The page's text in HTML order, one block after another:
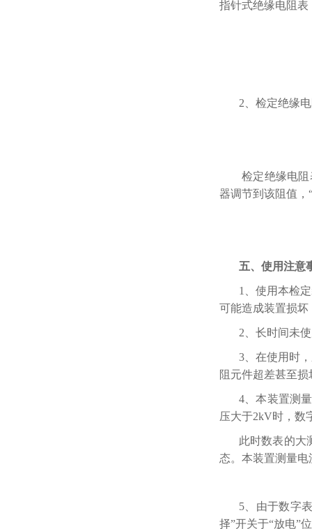
指针式绝缘电阻
2、检定绝缘
检定绝缘电
器调节到该阻值，
五、使用注意
1、使用本检
可能造成装置损
2、长时间未
3、在使用时
阻元件超差甚至损
4、本装置测
压大于2kV时，数
此时数表的大
态。本装置测量
5、由于数字
择”开关于“放电”